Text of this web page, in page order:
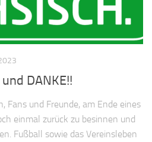
DANKE!!
Fans und Freunde, am Ende eines
einmal zurück zu besinnen und
Fußball sowie das Vereinsleben